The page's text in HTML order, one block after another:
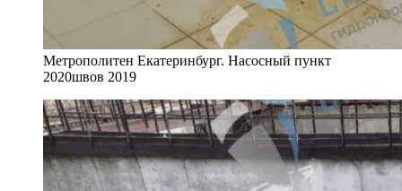
Метрополитен Екатеринбург. Насосный пункт
2020швов 2019